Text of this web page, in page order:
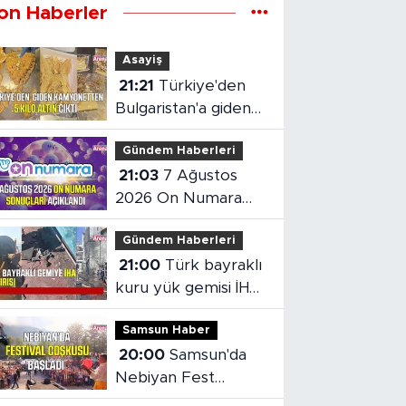
Haberler
Asayiş
21:21
Bulgaristan'a giden
kamyonetten 5 kilo
altın çıktı
Gündem Haberleri
21:03
2026 On Numara
sonuçları açıklandı
Gündem Haberleri
21:00
kuru yük gemisi İHA
saldırısına uğradı
Samsun Haber
20:00 Samsun'da
Nebiyan Fest
Başladı